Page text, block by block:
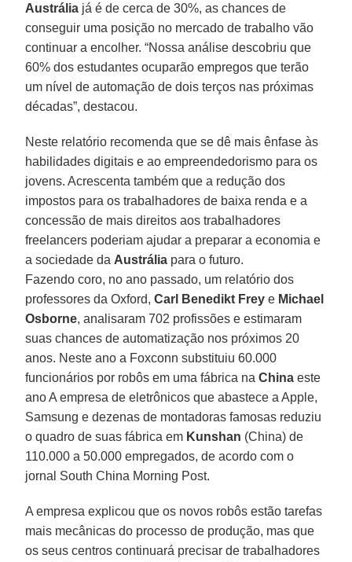
Austrália já é de cerca de 30%, as chances de
conseguir uma posição no mercado de trabalho vão
continuar a encolher. “Nossa análise descobriu que
60% dos estudantes ocuparão empregos que terão
um nível de automação de dois terços nas próximas
décadas”, destacou.
Neste relatório recomenda que se dê mais ênfase às
habilidades digitais e ao empreendedorismo para os
jovens. Acrescenta também que a redução dos
impostos para os trabalhadores de baixa renda e a
concessão de mais direitos aos trabalhadores
freelancers poderiam ajudar a preparar a economia e
a sociedade da Austrália para o futuro.
Fazendo coro, no ano passado, um relatório dos
professores da Oxford,Carl Benedikt Frey e Michael
Osborne, analisaram 702 profissões e estimaram
suas chances de automatização nos próximos 20
anos. Neste ano a Foxconn substituiu 60.000
funcionários por robôs em uma fábrica naChina este
ano A empresa de eletrônicos que abastece a Apple,
Samsung e dezenas de montadoras famosas reduziu
o quadro de suas fábrica em Kunshan (China) de
110.000 a 50.000 empregados, de acordo com o
jornal South China Morning Post.
A empresa explicou que os novos robôs estão tarefas
mais mecânicas do processo de produção, mas que
os seus centros continuará precisar de trabalhadores